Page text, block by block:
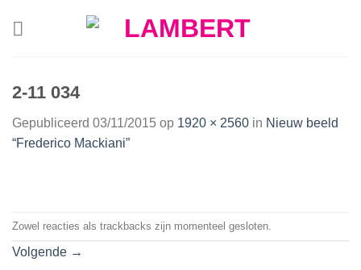
2-11 034
Gepubliceerd 03/11/2015 op 1920 × 2560 in Nieuw beeld
“Frederico Mackiani”
Zowel reacties als trackbacks zijn momenteel gesloten.
Volgende →